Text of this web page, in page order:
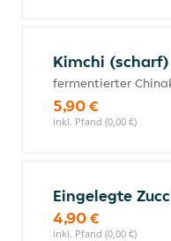
Kimchi (scharf)
fermentierter
5,90 €
inkl. Pfand (0,00 €)
Eingelegte
4,90 €
inkl. Pfand (0,00 €)